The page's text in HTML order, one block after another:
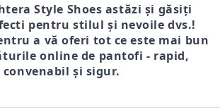
Style Shoes astăzi și găsiți
pentru stilul și nevoile dvs.!
a vă oferi tot ce este mai bun
online de pantofi - rapid,
convenabil și sigur.